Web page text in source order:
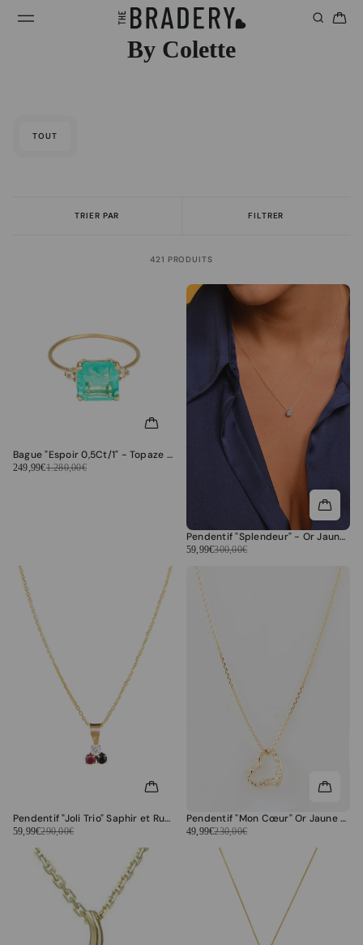
By Colette
TOUT
TRIER PAR FILTRER
421 PRODUITS
Bague "Espoir 0,5Ct/1" - Topaze Or Jaune 375/1000 Et Quartz/Topaze
249,99€1.280,00€
Pendentif "Splendeur" - Or Jaune 375/1000 Et Zirconium
59,99€300,00€
Pendentif "Joli Trio" Saphir et Rubis:0,01ct/2 - Or Jaune
59,99€290,00€
Pendentif "Mon Cœur" Or Jaune 375/1000
49,99€230,00€